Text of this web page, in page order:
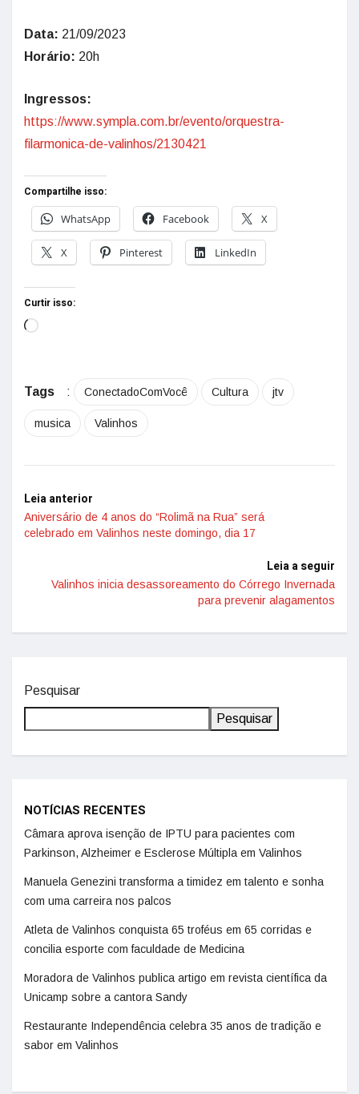
Data: 21/09/2023
Horário: 20h
Ingressos:
https://www.sympla.com.br/evento/orquestra-
filarmonica-de-valinhos/2130421
Compartilhe isso:
WhatsApp
Facebook X
X Pinterest LinkedIn
Curtir isso:
Tags : ConectadoComVocê Cultura jtv
musica Valinhos
Leia anterior
Aniversário de 4 anos do “Rolimã na Rua” será
celebrado em Valinhos neste domingo, dia 17
Leia a seguir
Valinhos inicia desassoreamento do Córrego Invernada
para prevenir alagamentos
Pesquisar
Pesquisar
NOTÍCIAS RECENTES
Câmara aprova isenção de IPTU para pacientes com
Parkinson, Alzheimer e Esclerose Múltipla em Valinhos
Manuela Genezini transforma a timidez em talento e sonha
com uma carreira nos palcos
Atleta de Valinhos conquista 65 troféus em 65 corridas e
concilia esporte com faculdade de Medicina
Moradora de Valinhos publica artigo em revista científica da
Unicamp sobre a cantora Sandy
Restaurante Independência celebra 35 anos de tradição e
sabor em Valinhos